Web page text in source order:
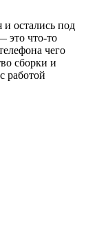
остались под
это что-то
чего
сборки и
работой